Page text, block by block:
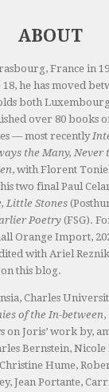
ABOUT
France in
he has moved
both
over 80 books
— most recently
the Many, Never
, with Florent
two final Paul
Little Stones
Poetry (FSG).
Orange Import,
with Ariel
this blog.
Charles
of the In-between,
on Joris’ work by,
Bernstein, Nicole
Hume,
Jean Portante,